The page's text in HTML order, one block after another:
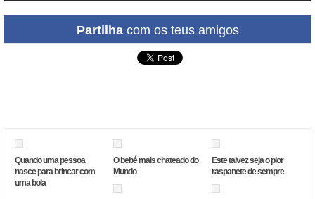
Partilhacom os teus amigos
Quando uma pessoa
nasce para brincar com
uma bola
O bebé mais chateado do
Mundo
Este talvez seja o pior
raspanete de sempre